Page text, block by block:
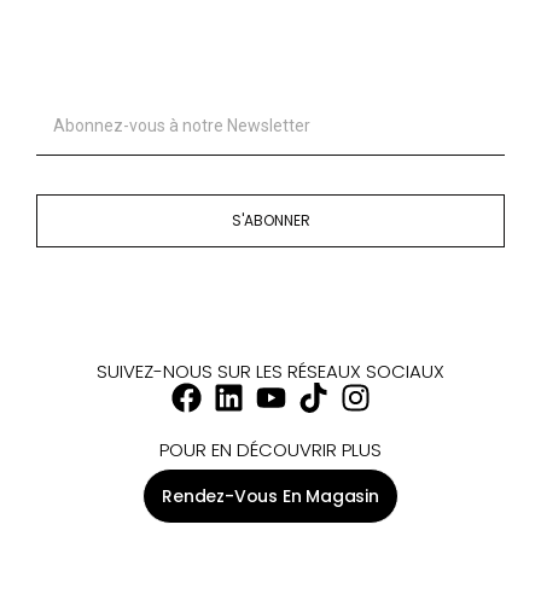
S'ABONNER
SUIVEZ-NOUS SUR LES RÉSEAUX SOCIAUX
POUR EN DÉCOUVRIR PLUS
Rendez-Vous En Magasin